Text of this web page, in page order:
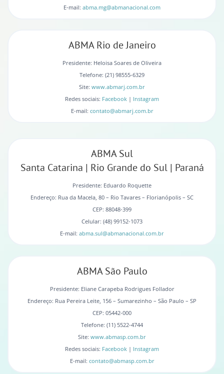
E-mail: abma.mg@abmanacional.com
ABMA Rio de Janeiro
Presidente: Heloisa Soares de Oliveira
Telefone: (21) 98555-6329
Site: www.abmarj.com.br
Redes sociais: Facebook | Instagram
E-mail: contato@abmarj.com.br
ABMA Sul
Santa Catarina | Rio Grande do Sul | Paraná
Presidente: Eduardo Roquette
Endereço: Rua da Macela, 80 – Rio Tavares – Florianópolis – SC
CEP: 88048-399
Celular: (48) 99152-1073
E-mail: abma.sul@abmanacional.com.br
ABMA São Paulo
Presidente: Eliane Carapeba Rodrigues Follador
Endereço: Rua Pereira Leite, 156 – Sumarezinho – São Paulo – SP
CEP: 05442-000
Telefone: (11) 5522-4744
Site: www.abmasp.com.br
Redes sociais: Facebook | Instagram
E-mail: contato@abmasp.com.br